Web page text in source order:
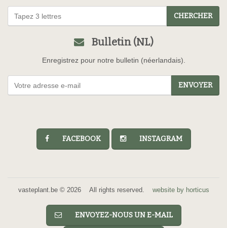
CHERCHER
Bulletin (NL)
Enregistrez pour notre bulletin (néerlandais).
ENVOYER
FACEBOOK INSTAGRAM
vasteplant.be © 2026 All rights reserved. website by horticus
ENVOYEZ-NOUS UN E-MAIL